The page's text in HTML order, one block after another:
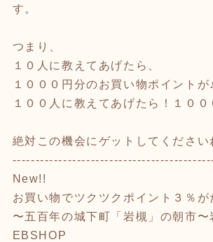
す。
つまり、
１０人に教えてあげたら、
１０００円分のお買い物ポイントが
１００人に教えてあげたら！１００
絶対この機会にゲットしてください
New!!
お買い物でツクツクポイント３％が
〜五百年の城下町「岩槻」の朝市
EBSHOP